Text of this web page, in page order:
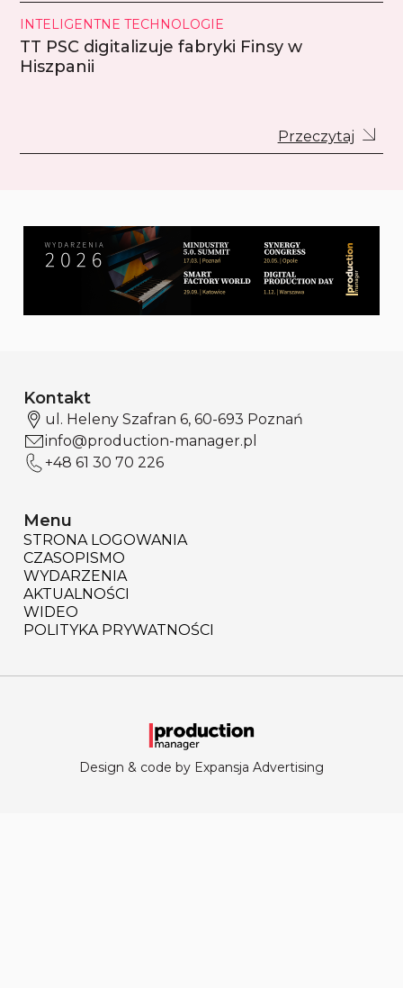
INTELIGENTNE TECHNOLOGIE
TT PSC digitalizuje fabryki Finsy w
Hiszpanii
Przeczytaj
Kontakt
ul. Heleny Szafran 6, 60-693 Poznań
info@production-manager.pl
+48 61 30 70 226
Menu
STRONA LOGOWANIA
CZASOPISMO
WYDARZENIA
AKTUALNOŚCI
WIDEO
POLITYKA PRYWATNOŚCI
Design & code by Expansja Advertising